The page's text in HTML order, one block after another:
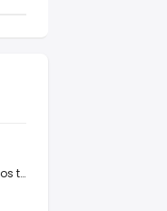
Impuestos totales